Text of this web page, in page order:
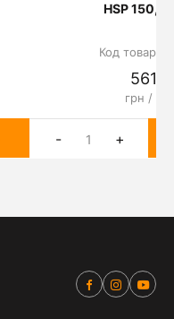
HSP 150,
Код товара:
5610
грн / шт
- +